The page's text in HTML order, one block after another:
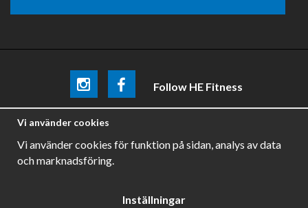
Follow HE Fitness
Be the firstto know aboutpromotions, news and training
Vi använder cookies
Vi använder cookies för funktion på sidan, analys av data
och marknadsföring.
Inställningar